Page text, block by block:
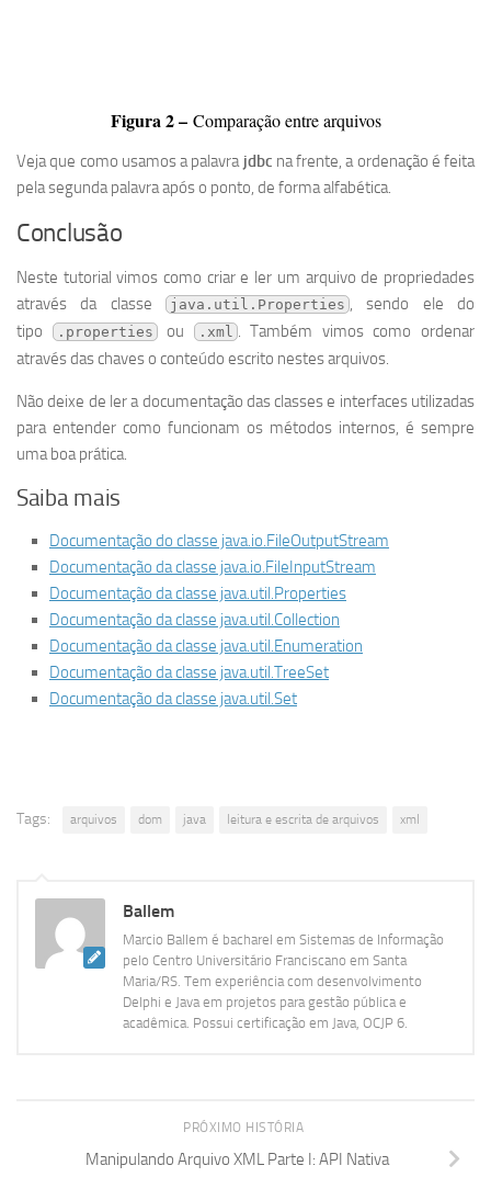
Figura 2 –Comparação entre arquivos
Veja que como usamos a palavra jdbc na frente, a ordenação é feita
pela segunda palavra após o ponto, de forma alfabética.
Conclusão
Neste tutorial vimos como criar e ler um arquivo de propriedades
através da classe
java.util.Properties , sendo ele do
tipo
.properties ou .xml . Também vimos como ordenar
através das chaves o conteúdo escrito nestes arquivos.
Não deixe de ler a documentação das classes e interfaces utilizadas
para entender como funcionam os métodos internos, é sempre
uma boa prática.
Saiba mais
Documentação do classe java.io.FileOutputStream
Documentação da classe java.io.FileInputStream
Documentação da classe java.util.Properties
Documentação da classe java.util.Collection
Documentação da classe java.util.Enumeration
Documentação da classe java.util.TreeSet
Documentação da classe java.util.Set
Tags: arquivos dom java leitura e escrita de arquivos xml
Ballem
Marcio Ballem é bacharel em Sistemas de Informação
pelo Centro Universitário Franciscano em Santa
Maria/RS. Tem experiência com desenvolvimento
Delphi e Java em projetos para gestão pública e
acadêmica. Possui certificação em Java, OCJP 6.
PRÓXIMO HISTÓRIA
Manipulando Arquivo XML Parte I: API Nativa